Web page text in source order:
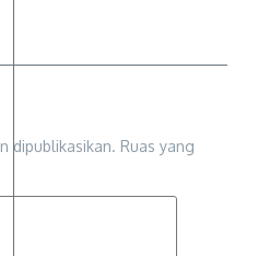
dipublikasikan. Ruas yang